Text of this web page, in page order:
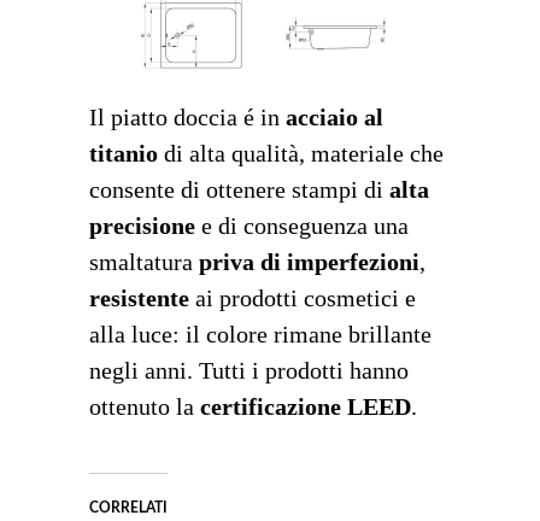
Il piatto doccia é in acciaio al
titanio di alta qualità, materiale che
consente di ottenere stampi di alta
precisione e di conseguenza una
smaltatura priva di imperfezioni,
resistente ai prodotti cosmetici e
alla luce: il colore rimane brillante
negli anni. Tutti i prodotti hanno
ottenuto la certificazione LEED.
CORRELATI